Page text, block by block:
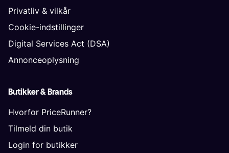
Privatliv & vilkår
Cookie-indstillinger
Digital Services Act (DSA)
Annonceoplysning
Butikker & Brands
Hvorfor PriceRunner?
Tilmeld din butik
Login for butikker